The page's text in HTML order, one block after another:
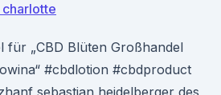
für „CBD Blüten Großhandel
#cbdlotion #cbdproduct
sebastian heidelberger des